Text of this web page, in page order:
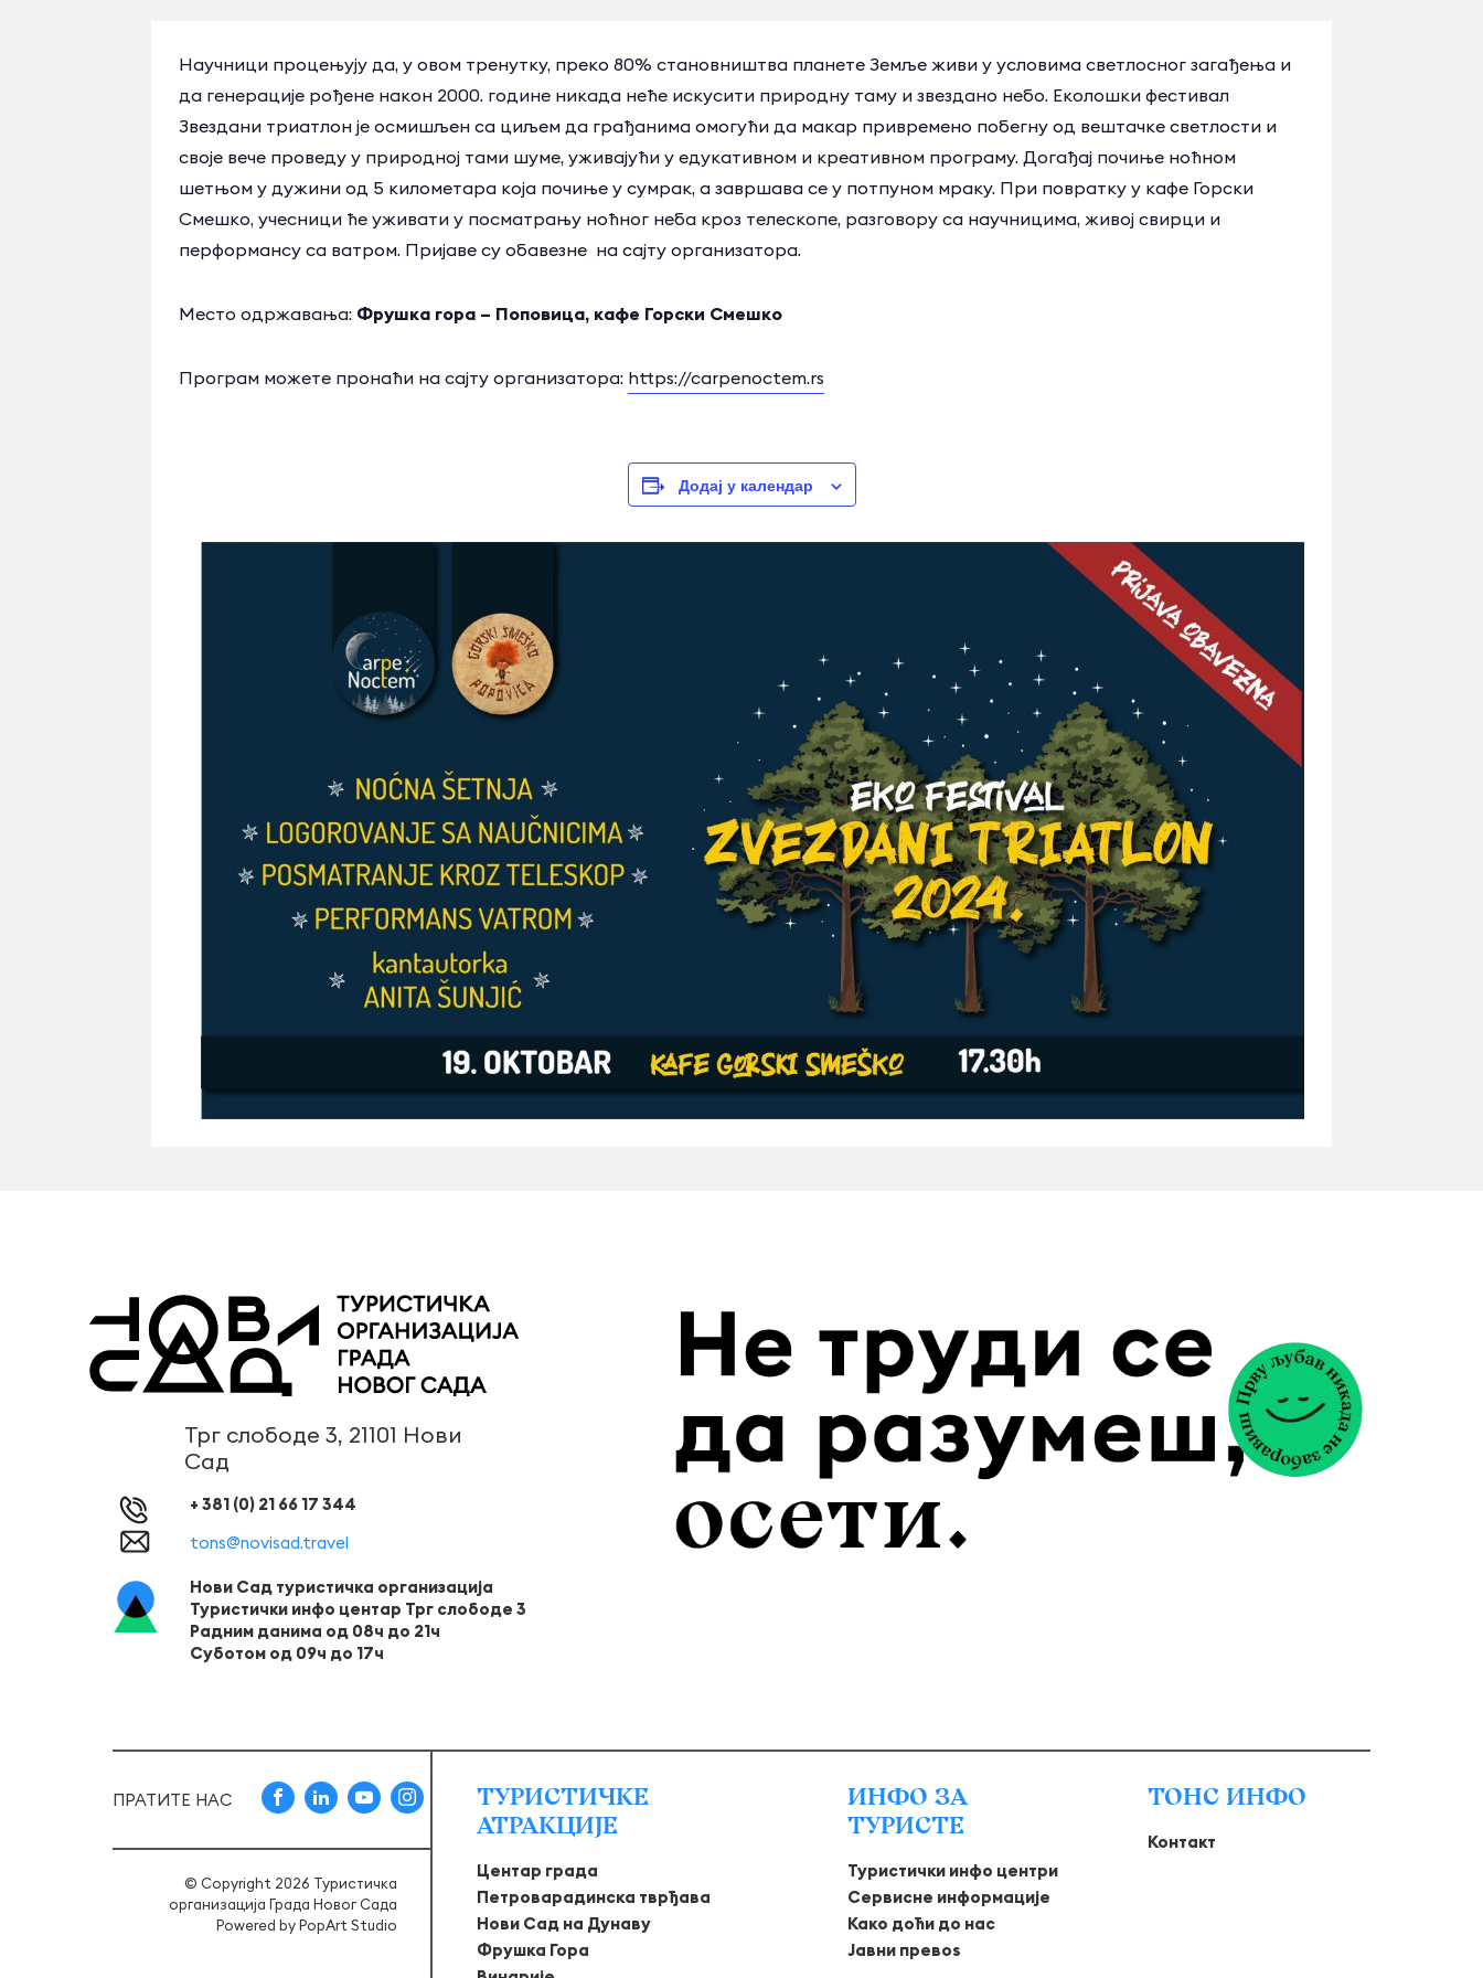
Научници процењују да, у овом тренутку, преко 80% становништва планете Земље живи у условима светлосног загађења и
да генерације рођене након 2000. године никада неће искусити природну таму и звездано небо. Еколошки фестивал
Звездани триатлон је осмишљен са циљем да грађанима омогући да макар привремено побегну од вештачке светлости и
своје вече проведу у природној тами шуме, уживајући у едукативном и креативном програму. Догађај почиње ноћном
шетњом у дужини од 5 километара која почиње у сумрак, а завршава се у потпуном мраку. При повратку у кафе Горски
Смешко, учесници ће уживати у посматрању ноћног неба кроз телескопе, разговору са научницима, живој свирци и
перформансу са ватром. Пријаве су обавезне на сајту организатора.
Место одржавања: Фрушка гора – Поповица, кафе Горски Смешко
Програм можете пронаћи на сајту организатора: https://carpenoctem.rs
Додај у календар
Трг слободе 3, 21101 Нови
Сад
+ 381 (0) 21 66 17 344
tons@novisad.travel
Нови Сад туристичка организација
Туристички инфо центар Трг слободе 3
Радним данима од 08ч до 21ч
Суботом од 09ч до 17ч
ПРАТИТЕ НАС
© Copyright 2026 Туристичка
организација Града Новог Сада
Powered byPopArt Studio
ТУРИСТИЧКЕ
АТРАКЦИЈЕ
Центар града
Петроварадинска тврђава
Нови Сад на Дунаву
Фрушка Гора
ИНФО ЗА
ТУРИСТЕ
Туристички инфо центри
Сервисне информације
Како доћи до нас
Јавни превоѕ
ТОНС ИНФО
Контакт